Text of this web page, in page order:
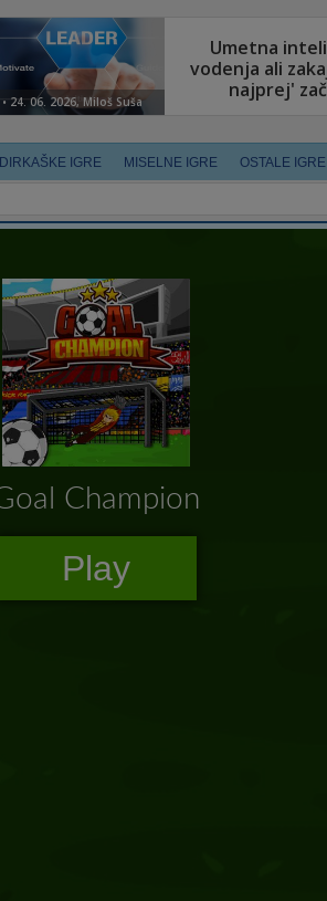
DIRKAŠKE IGRE MISELNE IGRE OSTALE IGRE